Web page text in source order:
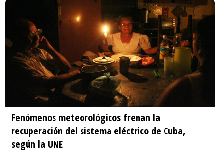
Fenómenos meteorológicos frenan la
recuperación del sistema eléctrico de Cuba,
según la UNE